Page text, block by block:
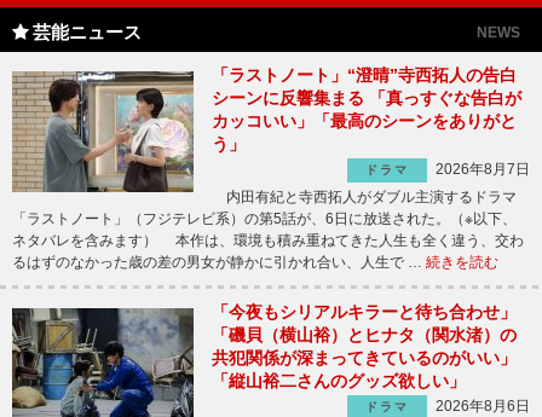
芸能ニュース NEWS
「ラストノート」“澄晴”寺西拓人の告白
シーンに反響集まる 「真っすぐな告白が
カッコいい」「最高のシーンをありがと
う」
ドラマ
2026年8月7日
内田有紀と寺西拓人がダブル主演するドラマ
「ラストノート」（フジテレビ系）の第5話が、6日に放送された。（※以下、
ネタバレを含みます） 本作は、環境も積み重ねてきた人生も全く違う、交わ
るはずのなかった歳の差の男女が静かに引かれ合い、人生で … 続きを読む
「今夜もシリアルキラーと待ち合わせ」
「磯貝（横山裕）とヒナタ（関水渚）の
共犯関係が深まってきているのがいい」
「縦山裕二さんのグッズ欲しい」
ドラマ
2026年8月6日